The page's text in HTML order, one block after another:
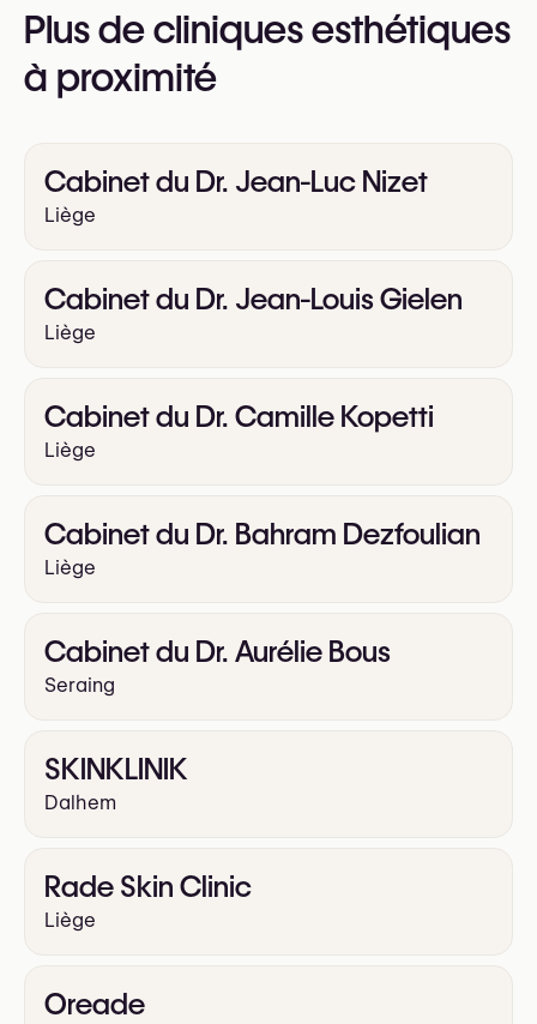
Blépharoplastie inférieure
Rhinoplastie (opération du nez)
pour plus d’informations
https://www.estheaclinic.com/
Plus de cliniques esthétiques
à proximité
Cabinet du Dr. Jean-Luc Nizet
Liège
Cabinet du Dr. Jean-Louis Gielen
Liège
Cabinet du Dr. Camille Kopetti
Liège
Cabinet du Dr. Bahram Dezfoulian
Liège
Cabinet du Dr. Aurélie Bous
Seraing
SKINKLINIK
Dalhem
Rade Skin Clinic
Liège
Oreade